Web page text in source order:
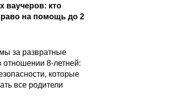
ваучеров: кто
на помощь до 2
за развратные
отношении 8-летней:
которые
все родители